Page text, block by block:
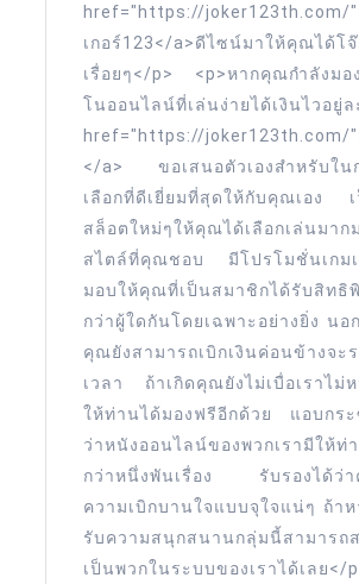
เข้
พนั
ออ
เว็บ
เปิด
ใหม่
โจ๊ก
เก
เค
ฟรี
Top
27
by
โจ๊ก
เก
href="https://joker123th.com/
เกอร์123</a>ดีไซน์มาให้คุณได้โ
เรื่อยๆ</p> <p>หากคุณกำลังมอ
โนออนไลน์ที่เล่นง่ายได้เงินไวอยู่
href="https://joker123th.com/
</a> ขอเสนอตัวเองสำหรับในก
เลือกที่ดีเยี่ยมที่สุดให้กับคุณเอง เ
สล็อตใหม่ๆให้คุณได้เลือกเล่นมาก
สไตล์ที่คุณชอบ มีโปรโมชั่นเกมเ
มอบให้คุณที่เป็นสมาชิกได้รับสิทธิพิ
กว่าผู้ใดกันโดยเฉพาะอย่างยิ่ง นอ
คุณยังสามารถเบิกเงินค่อนข้างจะ
เวลา ถ้าเกิดคุณยังไม่เบื่อเราไม่
ให้ท่านได้มองฟรีอีกด้วย แอบกร
ว่าหนังออนไลน์ของพวกเรามีให้ท่
กว่าหนึ่งพันเรื่อง รับรองได้ว่า
ความเบิกบานใจแบบจุใจแน่ๆ ถ้า
รับความสนุกสนานกลุ่มนี้สามารถ
เป็นพวกในระบบของเราได้เลย</